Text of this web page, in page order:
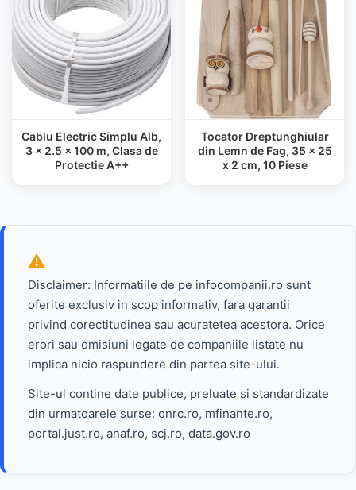
Cablu Electric Simplu Alb,
3 x 2.5 x 100 m, Clasa de
Protectie A++
Tocator Dreptunghiular
din Lemn de Fag, 35 x 25
x 2 cm, 10 Piese
Disclaimer: Informatiile de pe infocompanii.ro sunt
oferite exclusiv in scop informativ, fara garantii
privind corectitudinea sau acuratetea acestora. Orice
erori sau omisiuni legate de companiile listate nu
implica nicio raspundere din partea site-ului.
Site-ul contine date publice, preluate si standardizate
din urmatoarele surse: onrc.ro, mfinante.ro,
portal.just.ro, anaf.ro, scj.ro, data.gov.ro